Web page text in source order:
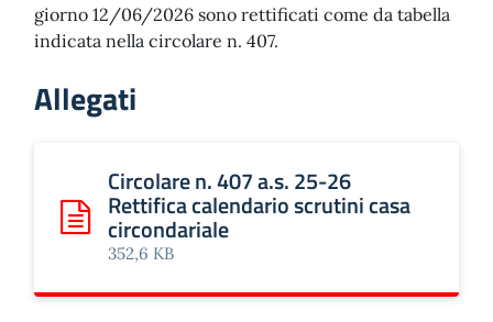
giorno 12/06/2026 sono rettificati come da tabella
indicata nella circolare n. 407.
Allegati
Scarica: Circolare n. 407 a.s. 25-26 Rettifica calendario
Circolare n. 407 a.s. 25-26
Rettifica calendario scrutini casa
circondariale
352,6 KB